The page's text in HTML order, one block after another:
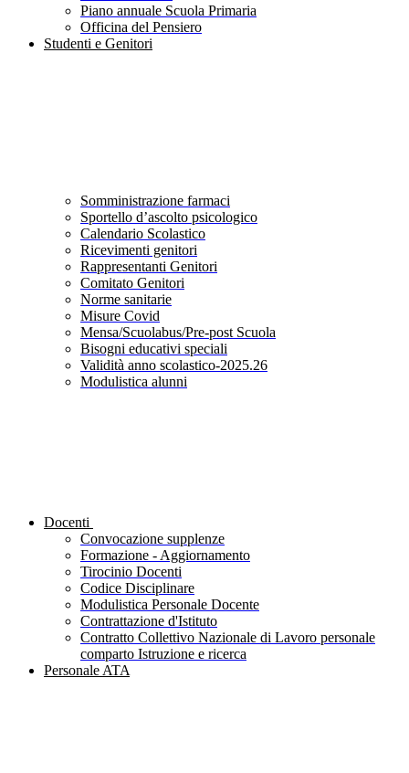
Piano annuale Scuola Primaria
Officina del Pensiero
Studenti e Genitori
Somministrazione farmaci
Sportello d’ascolto psicologico
Calendario Scolastico
Ricevimenti genitori
Rappresentanti Genitori
Comitato Genitori
Norme sanitarie
Misure Covid
Mensa/Scuolabus/Pre-post Scuola
Bisogni educativi speciali
Validità anno scolastico-2025.26
Modulistica alunni
Docenti
Convocazione supplenze
Formazione - Aggiornamento
Tirocinio Docenti
Codice Disciplinare
Modulistica Personale Docente
Contrattazione d'Istituto
Contratto Collettivo Nazionale di Lavoro personale
comparto Istruzione e ricerca
Personale ATA